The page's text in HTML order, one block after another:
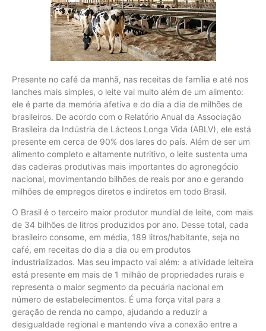
Presente no café da manhã, nas receitas de família e até nos
lanches mais simples, o leite vai muito além de um alimento:
ele é parte da memória afetiva e do dia a dia de milhões de
brasileiros. De acordo com o Relatório Anual da Associação
Brasileira da Indústria de Lácteos Longa Vida (ABLV), ele está
presente em cerca de 90% dos lares do país. Além de ser um
alimento completo e altamente nutritivo, o leite sustenta uma
das cadeiras produtivas mais importantes do agronegócio
nacional, movimentando bilhões de reais por ano e gerando
milhões de empregos diretos e indiretos em todo Brasil.
O Brasil é o terceiro maior produtor mundial de leite, com mais
de 34 bilhões de litros produzidos por ano. Desse total, cada
brasileiro consome, em média, 189 litros/habitante, seja no
café, em receitas do dia a dia ou em produtos
industrializados. Mas seu impacto vai além: a atividade leiteira
está presente em mais de 1 milhão de propriedades rurais e
representa o maior segmento da pecuária nacional em
número de estabelecimentos. É uma força vital para a
geração de renda no campo, ajudando a reduzir a
desigualdade regional e mantendo viva a conexão entre a